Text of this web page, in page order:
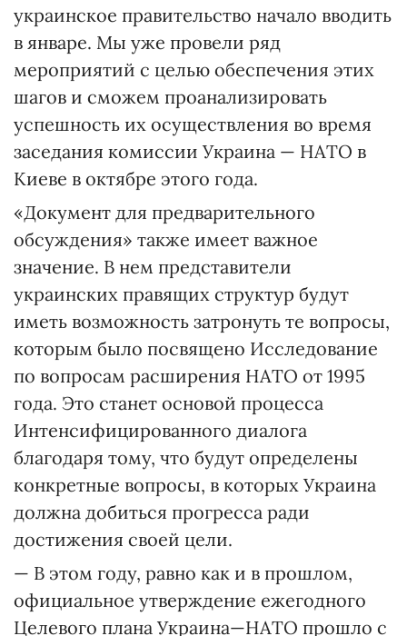
украинское правительство начало вводить
в январе. Мы уже провели ряд
мероприятий с целью обеспечения этих
шагов и сможем проанализировать
успешность их осуществления во время
заседания комиссии Украина — НАТО в
Киеве в октябре этого года.
«Документ для предварительного
обсуждения» также имеет важное
значение. В нем представители
украинских правящих структур будут
иметь возможность затронуть те вопросы,
которым было посвящено Исследование
по вопросам расширения НАТО от 1995
года. Это станет основой процесса
Интенсифицированного диалога
благодаря тому, что будут определены
конкретные вопросы, в которых Украина
должна добиться прогресса ради
достижения своей цели.
— В этом году, равно как и в прошлом,
официальное утверждение ежегодного
Целевого плана Украина—НАТО прошло с